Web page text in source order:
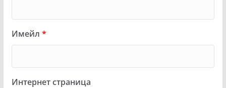
Имейл *
Интернет страница